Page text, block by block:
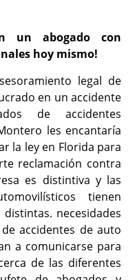
un abogado con
hoy mismo!
legal de
en un accidente
de accidentes
les encantaría
la ley en Florida para
reclamación contra
es distintiva y las
tienen
necesidades
accidentes de auto
a comunicarse para
de las diferentes